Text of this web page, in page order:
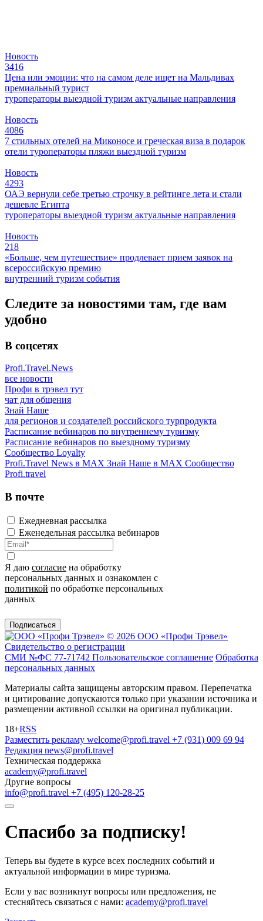
Новость
3416
Цена или эмоции: что на самом деле ищет на Мальдивах
премиальный турист
туроператоры выездной туризм актуальные направления
Новость
4086
7 стильных отелей на Миконосе и греческая виза в подарок
отели туроператоры пляжи выездной туризм
Новость
4293
ОАЭ вернули себе третью строчку в рейтинге лета и стали
дешевле Египта
туроператоры выездной туризм актуальные направления
Новость
218
«Больше, чем путешествие» продлевает прием заявок на
всероссийскую премию
внутренний туризм события
Следите за новостями там, где вам
удобно
В соцсетях
Profi.Travel.News
все новости
Профи в трэвел тут
чат для общения
Знай Наше
для регионов и создателей российского турпродукта
Расписание вебинаров по внутреннему туризму
Расписание вебинаров по выездному туризму
Сообщество Loyalty
Profi.Travel News в MAX Знай Наше в MAX Сообщество
Profi.travel
В почте
Ежедневная рассылка
Еженедельная рассылка вебинаров
Я даю согласие на обработку
персональных данных и ознакомлен с
политикой по обработке персональных
данных
Подписаться
© 2026 ООО «Профи Трэвeл»
Свидетельство о регистрации
СМИ №ФС 77-71742 Пользовательское соглашение Обработка
персональных данных
Материалы сайта защищены авторским правом. Перепечатка
и цитирование допускаются только при указании источника и
размещении активной ссылки на оригинал публикации.
18+RSS
Разместить рекламу welcome@profi.travel +7 (931) 009 69 94
Редакция news@profi.travel
Техническая поддержка
academy@profi.travel
Другие вопросы
info@profi.travel +7 (495) 120-28-25
Спасибо за подписку!
Теперь вы будете в курсе всех последних событий и
актуальной информации в мире туризма.
Если у вас возникнут вопросы или предложения, не
стесняйтесь связаться с нами: academy@profi.travel